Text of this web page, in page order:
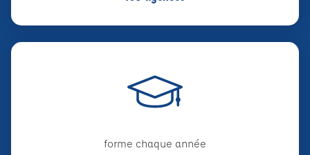
forme chaque année